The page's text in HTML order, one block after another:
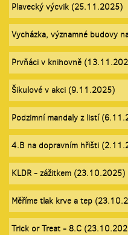
Plavecký výcvik (25.11.2025)
Vycházka, významné budovy
Prvňáci v knihovně
Šikulové v akci (9.11.2025)
Podzimní mandaly z listí
4.B na dopravním hřišti
KLDR - zážitkem (23.10.2025)
Měříme tlak krve a tep
Trick or Treat - 8.C